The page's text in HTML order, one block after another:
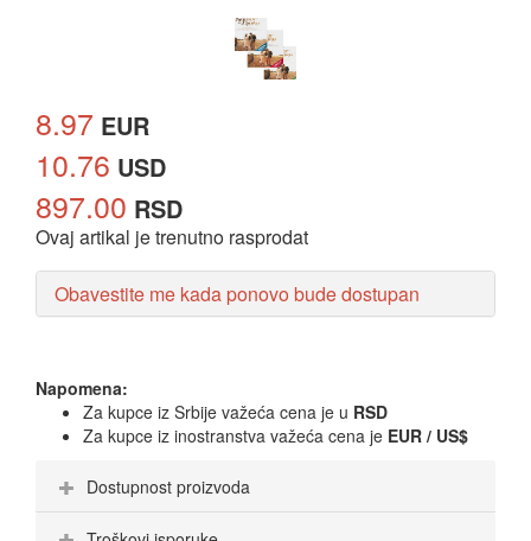
8.97 EUR
10.76 USD
897.00 RSD
Ovaj artikal je trenutno rasprodat
Obavestite me kada ponovo bude dostupan
Napomena:
Za kupce iz Srbije važeća cena je u RSD
Za kupce iz inostranstva važeća cena je EUR / US$
Dostupnost proizvoda